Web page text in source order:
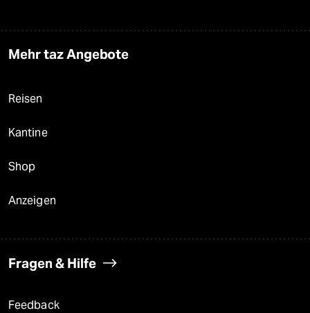
Mehr taz Angebote
Reisen
Kantine
Shop
Anzeigen
Fragen & Hilfe
Feedback